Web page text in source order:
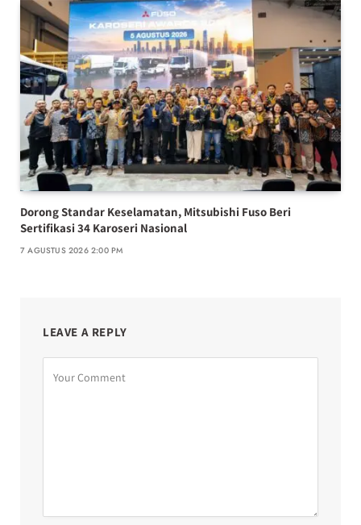
Dorong Standar Keselamatan, Mitsubishi Fuso Beri
Sertifikasi 34 Karoseri Nasional
7 AGUSTUS 2026 2:00 PM
LEAVE A REPLY